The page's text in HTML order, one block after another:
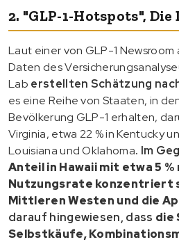
2. "GLP-1-Hotspots", Die
Laut einer von GLP-1
Daten des
Lab erstellten Schätzung
es eine Reihe von Staaten, in
Bevölkerung GLP-1 erhalten,
Virginia, etwa 22 % in Kentucky
Louisiana und Oklahoma. Im
Anteil in Hawaii mit etwa 5 %
Nutzungsrate konzentriert
Mittleren Westen und die
darauf hingewiesen, dass die
Selbstkäufe,